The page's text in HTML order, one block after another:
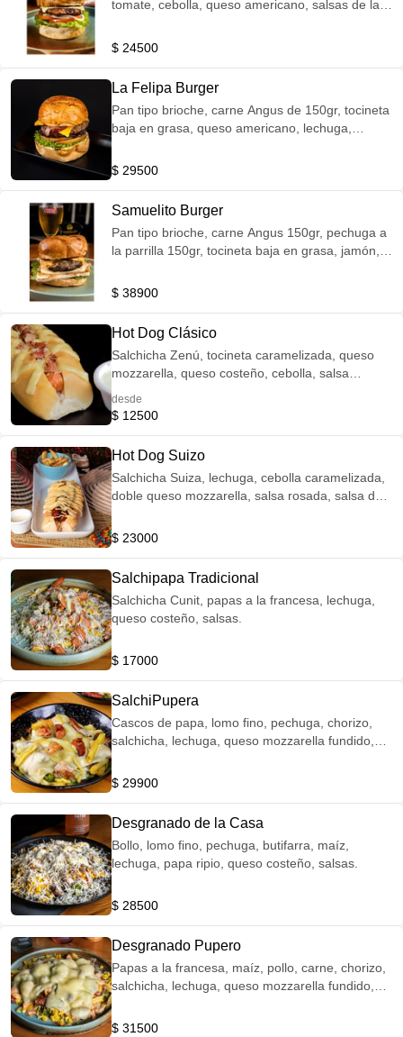
tomate, cebolla, queso americano, salsas de la
$ 24500
La Felipa Burger
Pan tipo brioche, carne Angus de 150gr, tocineta
baja en grasa, queso americano, lechuga,
acompañada de papas a la francesa.
$ 29500
Samuelito Burger
Pan tipo brioche, carne Angus 150gr, pechuga a
la parrilla 150gr, tocineta baja en grasa, jamón,
tomate, cebolla caramelizada, salsas, con papas
$ 38900
Hot Dog Clásico
Salchicha Zenú, tocineta caramelizada, queso
mozzarella, queso costeño, cebolla, salsa
desde
$ 12500
Hot Dog Suizo
Salchicha Suiza, lechuga, cebolla caramelizada,
doble queso mozzarella, salsa rosada, salsa de
papas a la francesa.
$ 23000
Salchipapa Tradicional
Salchicha Cunit, papas a la francesa, lechuga,
queso costeño, salsas.
$ 17000
SalchiPupera
Cascos de papa, lomo fino, pechuga, chorizo,
salchicha, lechuga, queso mozzarella fundido,
$ 29900
Desgranado de la Casa
Bollo, lomo fino, pechuga, butifarra, maíz,
lechuga, papa ripio, queso costeño, salsas.
$ 28500
Desgranado Pupero
Papas a la francesa, maíz, pollo, carne, chorizo,
salchicha, lechuga, queso mozzarella fundido,
$ 31500